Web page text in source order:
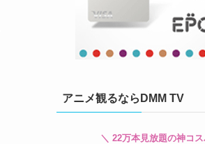
アニメ観るならDMM TV
＼ 22万本見放題の神コ